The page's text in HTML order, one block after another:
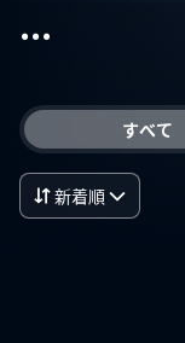
...
すべて
新着順